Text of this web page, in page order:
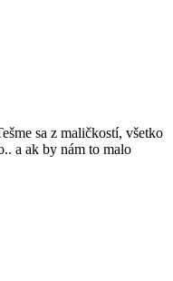
sa z maličkostí, všetko
a ak by nám to malo